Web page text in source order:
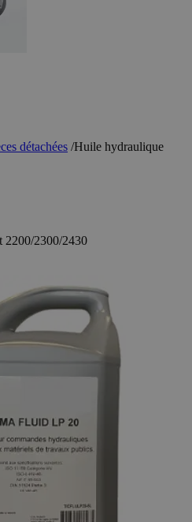
détachées /Huile hydraulique
2200/2300/2430